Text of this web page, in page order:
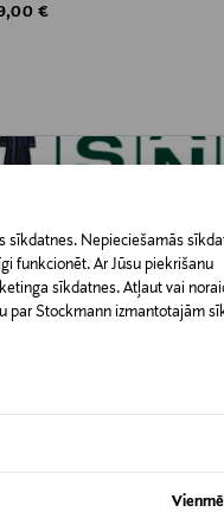
sīkdatnes. Nepieciešamās
funkcionēt. Ar Jūsu piekrišanu
sīkdatnes. Atļaut vai
par Stockmann izmantotajām
Price
€